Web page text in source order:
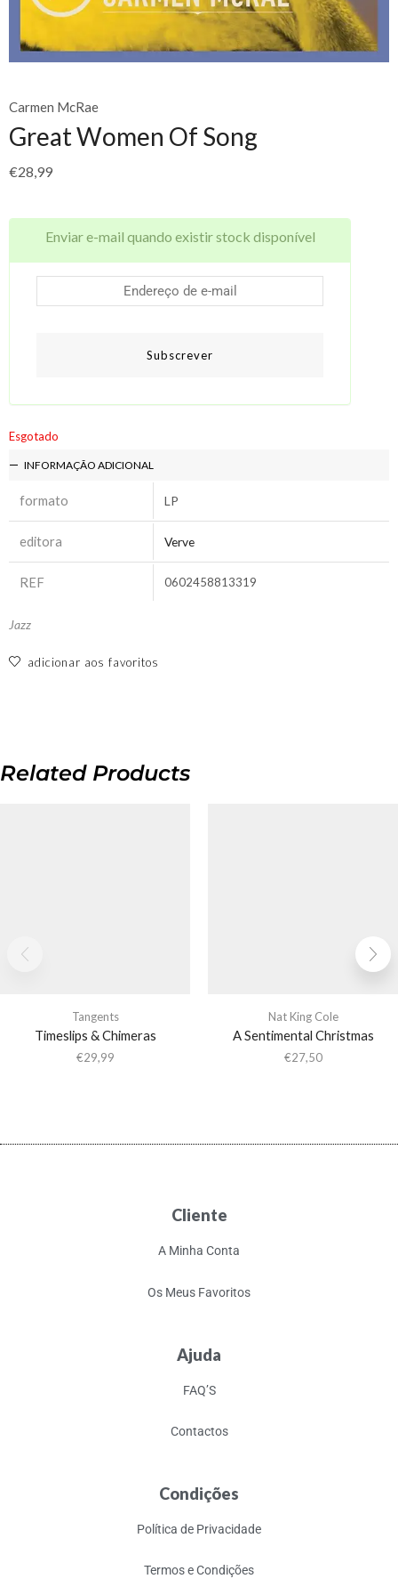
Carmen McRae
Great Women Of Song
€28,99
Enviar e-mail quando existir stock disponível
Subscrever
Esgotado
INFORMAÇÃO ADICIONAL
formato LP
editora Verve
REF 0602458813319
Jazz
adicionar aos favoritos
Related Products
Tangents
Timeslips & Chimeras
€29,99
Nat King Cole
A Sentimental Christmas
€27,50
Cliente
A Minha Conta
Os Meus Favoritos
Ajuda
FAQ’S
Contactos
Condições
Política de Privacidade
Termos e Condições